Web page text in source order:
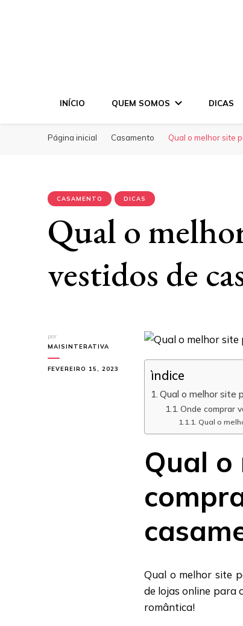
INÍCIO QUEM SOMOS DICAS
Página inicial Casamento Qual o melhor site
CASAMENTO DICAS
Qual o
vestidos de
por
MAISINTERATIVA
FEVEREIRO 15, 2023 ìndice
Qual o melhor site
Onde comprar
Qual o
Qual
Qual o melhor site
de lojas online para
romântica!